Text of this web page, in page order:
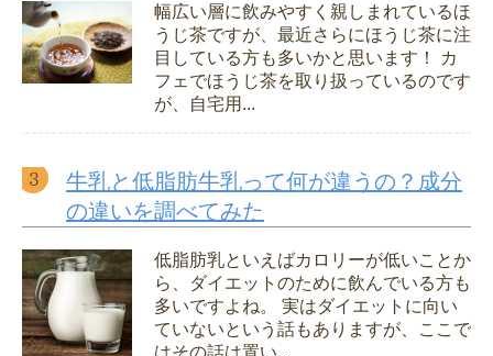
幅広い層に飲みやすく親しまれているほ
うじ茶ですが、最近さらにほうじ茶に注
目している方も多いかと思います！ カ
フェでほうじ茶を取り扱っているのです
が、自宅用...
牛乳と低脂肪牛乳って何が違うの？成分
の違いを調べてみた
低脂肪乳といえばカロリーが低いことか
ら、ダイエットのために飲んでいる方も
多いですよね。 実はダイエットに向い
ていないという話もありますが、ここで
はその話は置い...